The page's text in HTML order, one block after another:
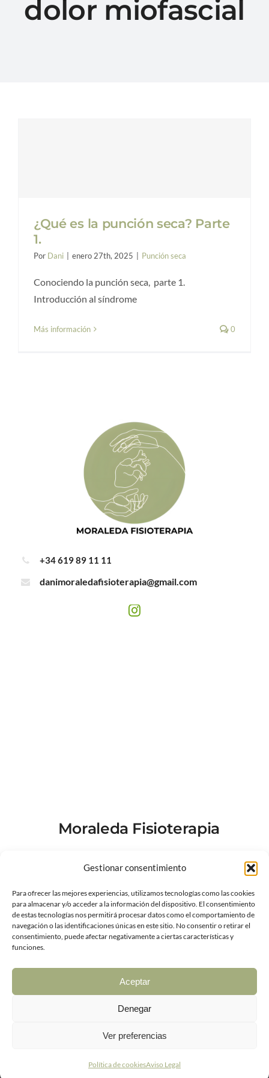
Gestionar consentimiento
Para ofrecer las mejores experiencias, utilizamos tecnologías como las cookies
para almacenar y/o acceder a la información del dispositivo. El consentimiento
de estas tecnologías nos permitirá procesar datos como el comportamiento de
navegación o las identificaciones únicas en este sitio. No consentir o retirar el
consentimiento, puede afectar negativamente a ciertas características y
funciones.
Aceptar
Denegar
Ver preferencias
Política de cookiesAviso Legal
Conóceme
dolor miofascial
¿Qué es la punción seca? Parte
1.
Por Dani enero 27th, 2025 Punción seca
Conociendo la punción seca, parte 1.
Introducción al síndrome
Más información 0
+34 619 89 11 11
danimoraledafisioterapia@gmail.com
Moraleda Fisioterapia
Ntra. Sra De Lourdes), 45007 Toledo, España
Teléfono: +34 619 89 11 11
Número de Rexistro Sanitario de la Xunta de
Aviso Legal|Política de Privacidad y Cookies